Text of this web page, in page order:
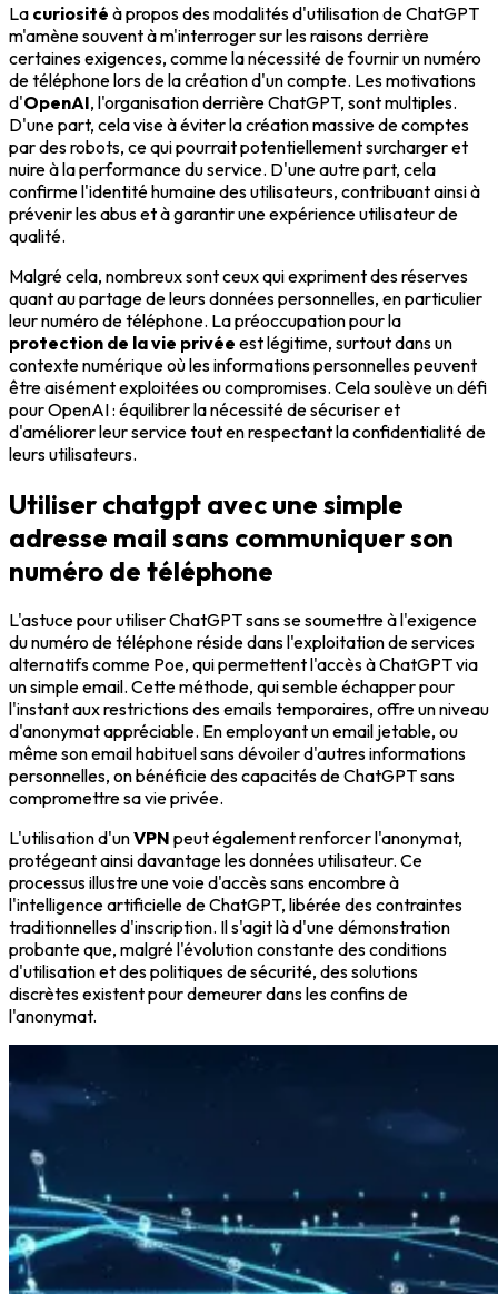
La curiosité à propos des modalités d'utilisation de ChatGPT
m'amène souvent à m'interroger sur les raisons derrière
certaines exigences, comme la nécessité de fournir un numéro
de téléphone lors de la création d'un compte. Les motivations
d'OpenAI, l'organisation derrière ChatGPT, sont multiples.
D'une part, cela vise à éviter la création massive de comptes
par des robots, ce qui pourrait potentiellement surcharger et
nuire à la performance du service. D'une autre part, cela
confirme l'identité humaine des utilisateurs, contribuant ainsi à
prévenir les abus et à garantir une expérience utilisateur de
qualité.
Malgré cela, nombreux sont ceux qui expriment des réserves
quant au partage de leurs données personnelles, en particulier
leur numéro de téléphone. La préoccupation pour la
protection de la vie privée est légitime, surtout dans un
contexte numérique où les informations personnelles peuvent
être aisément exploitées ou compromises. Cela soulève un défi
pour OpenAI : équilibrer la nécessité de sécuriser et
d'améliorer leur service tout en respectant la confidentialité de
leurs utilisateurs.
Utiliser chatgpt avec une simple
adresse mail sans communiquer son
numéro de téléphone
L'astuce pour utiliser ChatGPT sans se soumettre à l'exigence
du numéro de téléphone réside dans l'exploitation de services
alternatifs comme Poe, qui permettent l'accès à ChatGPT via
un simple email. Cette méthode, qui semble échapper pour
l'instant aux restrictions des emails temporaires, offre un niveau
d'anonymat appréciable. En employant un email jetable, ou
même son email habituel sans dévoiler d'autres informations
personnelles, on bénéficie des capacités de ChatGPT sans
compromettre sa vie privée.
L'utilisation d'unVPN peut également renforcer l'anonymat,
protégeant ainsi davantage les données utilisateur. Ce
processus illustre une voie d'accès sans encombre à
l'intelligence artificielle de ChatGPT, libérée des contraintes
traditionnelles d'inscription. Il s'agit là d'une démonstration
probante que, malgré l'évolution constante des conditions
d'utilisation et des politiques de sécurité, des solutions
discrètes existent pour demeurer dans les confins de
l'anonymat.